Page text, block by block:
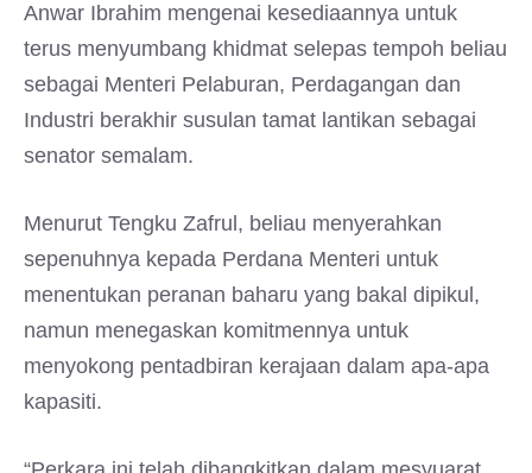
Anwar Ibrahim mengenai kesediaannya untuk
terus menyumbang khidmat selepas tempoh beliau
sebagai Menteri Pelaburan, Perdagangan dan
Industri berakhir susulan tamat lantikan sebagai
senator semalam.
Menurut Tengku Zafrul, beliau menyerahkan
sepenuhnya kepada Perdana Menteri untuk
menentukan peranan baharu yang bakal dipikul,
namun menegaskan komitmennya untuk
menyokong pentadbiran kerajaan dalam apa-apa
kapasiti.